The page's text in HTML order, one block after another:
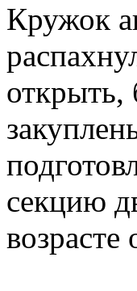
Кружок
открыть,
секцию
возрасте